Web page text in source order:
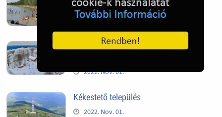
2022. Nov. 01.
Hóban gyakran gazdag télen a
2022. Nov. 01.
Kékestető település
2022. Nov. 01.